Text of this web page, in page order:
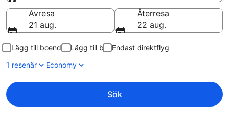
Till
Avresa
21 aug.
Återresa
22 aug.
Lägg till boende Lägg till bil
Endast direktflyg
1 resenär
Economy
Sök